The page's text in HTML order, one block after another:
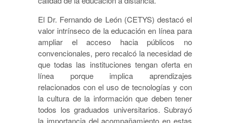
El Dr. Fernando de León (CETYS) destacó el
valor intrínseco de la educación en línea para
ampliar el acceso hacia públicos no
convencionales, pero recalcó la necesidad de
que todas las instituciones tengan oferta en
línea porque implica aprendizajes
relacionados con el uso de tecnologías y con
la cultura de la información que deben tener
todos los graduados universitarios. Subrayó